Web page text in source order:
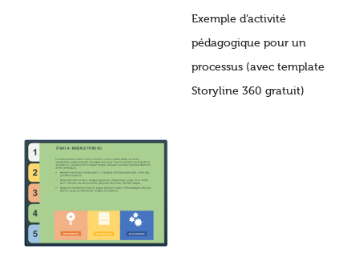
Exemple d’activité
pédagogique pour un
processus (avec template
Storyline 360 gratuit)